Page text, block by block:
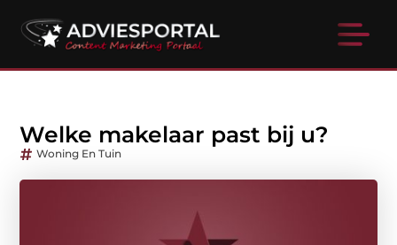
Welke makelaar past bij u?
Woning En Tuin